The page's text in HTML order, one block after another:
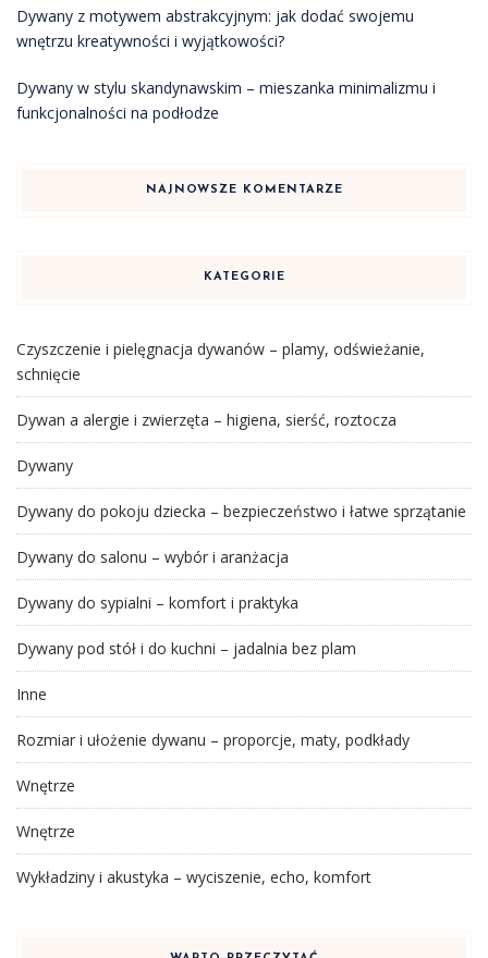
Dywany z motywem abstrakcyjnym: jak dodać swojemu
wnętrzu kreatywności i wyjątkowości?
Dywany w stylu skandynawskim – mieszanka minimalizmu i
funkcjonalności na podłodze
NAJNOWSZE KOMENTARZE
KATEGORIE
Czyszczenie i pielęgnacja dywanów – plamy, odświeżanie,
schnięcie
Dywan a alergie i zwierzęta – higiena, sierść, roztocza
Dywany
Dywany do pokoju dziecka – bezpieczeństwo i łatwe sprzątanie
Dywany do salonu – wybór i aranżacja
Dywany do sypialni – komfort i praktyka
Dywany pod stół i do kuchni – jadalnia bez plam
Inne
Rozmiar i ułożenie dywanu – proporcje, maty, podkłady
Wnętrze
Wnętrze
Wykładziny i akustyka – wyciszenie, echo, komfort